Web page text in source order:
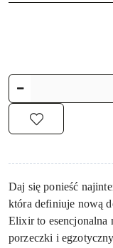
Daj się ponieść
która definiuje nową
Elixir to esencjonalna
porzeczki i